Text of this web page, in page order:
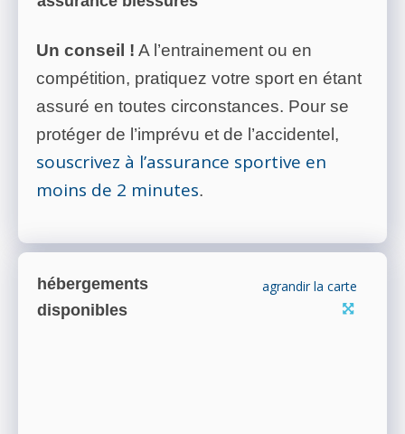
Un conseil ! A l’entrainement ou en
compétition, pratiquez votre sport en étant
assuré en toutes circonstances. Pour se
protéger de l’imprévu et de l’accidentel,
souscrivez à l’assurance sportive en
moins de 2 minutes.
hébergements
disponibles
agrandir la carte